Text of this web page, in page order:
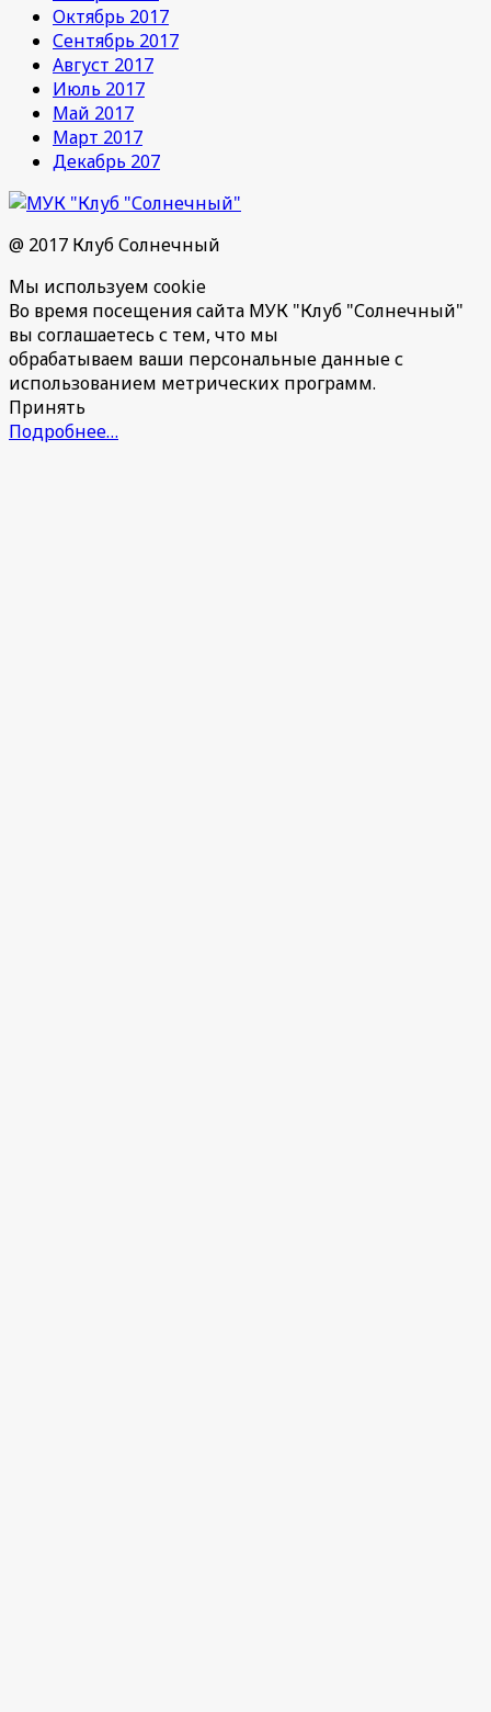
Октябрь 2017
Сентябрь 2017
Август 2017
Июль 2017
Май 2017
Март 2017
Декабрь 207
@ 2017 Клуб Солнечный
Мы используем cookie
Во время посещения сайта МУК "Клуб "Солнечный"
вы соглашаетесь с тем, что мы
обрабатываем ваши персональные данные с
использованием метрических программ.
Принять
Подробнее…